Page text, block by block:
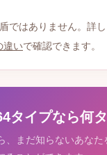
ではありません。詳
違いで確認できます。
タイプなら何
、まだ知らないあなた